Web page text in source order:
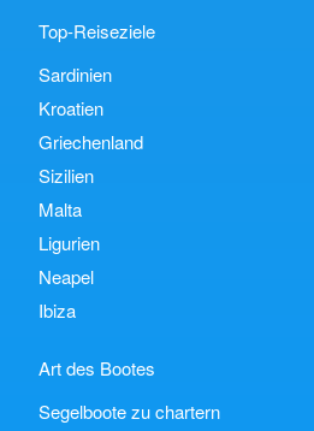
Top-Reiseziele
Sardinien
Kroatien
Griechenland
Sizilien
Malta
Ligurien
Neapel
Ibiza
Art des Bootes
Segelboote zu chartern